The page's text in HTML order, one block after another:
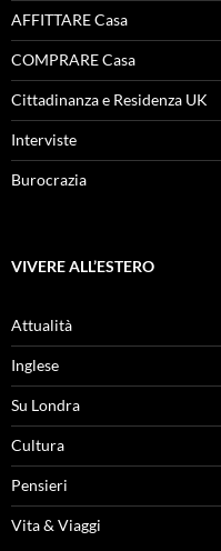
AFFITTARE Casa
COMPRARE Casa
Cittadinanza e Residenza UK
Interviste
Burocrazia
VIVERE ALL’ESTERO
Attualità
Inglese
Su Londra
Cultura
Pensieri
Vita & Viaggi